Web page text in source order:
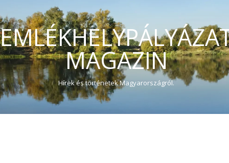
MAGAZIN
Hírek és történetek Magyarországról.